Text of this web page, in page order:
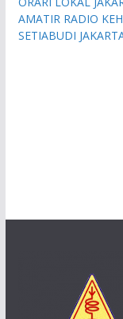
AMATIR RADIO
SETIABUDI